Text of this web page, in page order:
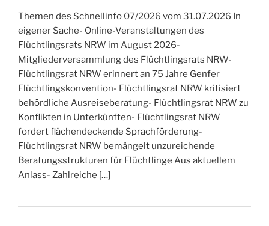
Themen des Schnellinfo 07/2026 vom 31.07.2026 In
eigener Sache- Online-Veranstaltungen des
Flüchtlingsrats NRW im August 2026-
Mitgliederversammlung des Flüchtlingsrats NRW-
Flüchtlingsrat NRW erinnert an 75 Jahre Genfer
Flüchtlingskonvention- Flüchtlingsrat NRW kritisiert
behördliche Ausreiseberatung- Flüchtlingsrat NRW zu
Konflikten in Unterkünften- Flüchtlingsrat NRW
fordert flächendeckende Sprachförderung-
Flüchtlingsrat NRW bemängelt unzureichende
Beratungsstrukturen für Flüchtlinge Aus aktuellem
Anlass- Zahlreiche […]